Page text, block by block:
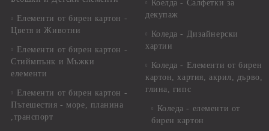
Елементи от бирен картон -
Цветя и Животни
Елементи от бирен картон -
Стиймпънк и Мъжки
елементи
Елементи от бирен картон -
Пътешестия - море, планина
,транспорт
Коелда - Салфетки за
декупаж
Коледа - Дизайнерски
хартии
Коледа - Eлементи от бирен
картон, хартия, акрил, дърво,
глина, гипс
Коледа - елементи от
бирен картон